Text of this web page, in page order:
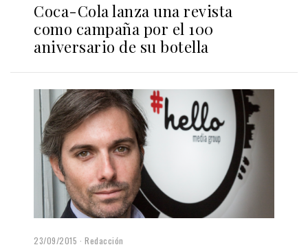
Coca-Cola lanza una revista
como campaña por el 100
aniversario de su botella
23/09/2015 Redacción